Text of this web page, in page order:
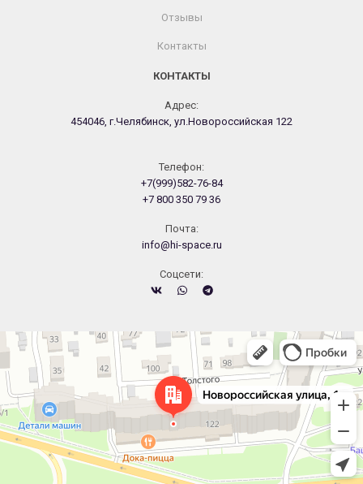
Отзывы
Контакты
КОНТАКТЫ
Адрес:
454046, г.Челябинск, ул.Новороссийская 122
Телефон:
+7(999)582-76-84
+7 800 350 79 36
Почта:
info@hi-space.ru
Cоцсети:
Челябинск
Новороссийская улица, 122 — Яндекс.Карты